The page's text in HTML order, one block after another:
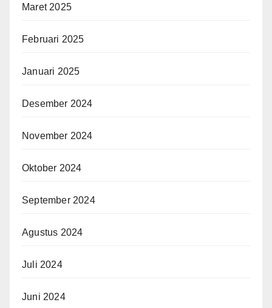
Maret 2025
Februari 2025
Januari 2025
Desember 2024
November 2024
Oktober 2024
September 2024
Agustus 2024
Juli 2024
Juni 2024